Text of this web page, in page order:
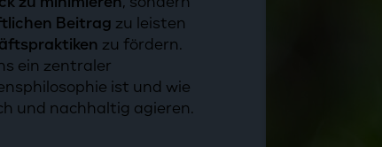
Beitrag zu leisten
zu fördern.
ein zentraler
ist und wie
und nachhaltig agieren.